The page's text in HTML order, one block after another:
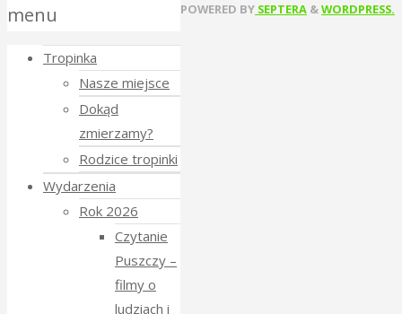
POWERED BY SEPTERA &WORDPRESS.
Back
Top
menu
Tropinka
Nasze miejsce
Dokąd
zmierzamy?
Rodzice tropinki
Wydarzenia
Rok 2026
Czytanie
Puszczy –
filmy o
ludziach i